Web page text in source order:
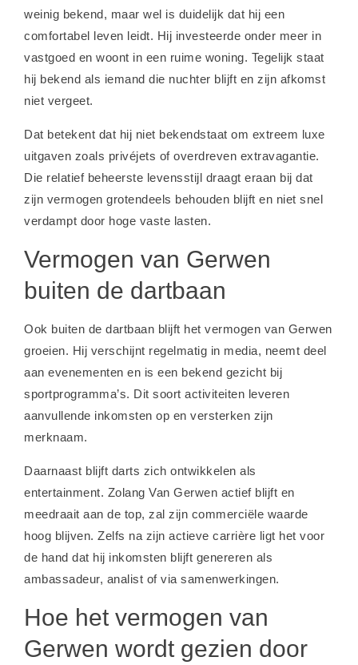
weinig bekend, maar wel is duidelijk dat hij een
comfortabel leven leidt. Hij investeerde onder meer in
vastgoed en woont in een ruime woning. Tegelijk staat
hij bekend als iemand die nuchter blijft en zijn afkomst
niet vergeet.
Dat betekent dat hij niet bekendstaat om extreem luxe
uitgaven zoals privéjets of overdreven extravagantie.
Die relatief beheerste levensstijl draagt eraan bij dat
zijn vermogen grotendeels behouden blijft en niet snel
verdampt door hoge vaste lasten.
Vermogen van Gerwen
buiten de dartbaan
Ook buiten de dartbaan blijft het vermogen van Gerwen
groeien. Hij verschijnt regelmatig in media, neemt deel
aan evenementen en is een bekend gezicht bij
sportprogramma’s. Dit soort activiteiten leveren
aanvullende inkomsten op en versterken zijn
merknaam.
Daarnaast blijft darts zich ontwikkelen als
entertainment. Zolang Van Gerwen actief blijft en
meedraait aan de top, zal zijn commerciële waarde
hoog blijven. Zelfs na zijn actieve carrière ligt het voor
de hand dat hij inkomsten blijft genereren als
ambassadeur, analist of via samenwerkingen.
Hoe het vermogen van
Gerwen wordt gezien door